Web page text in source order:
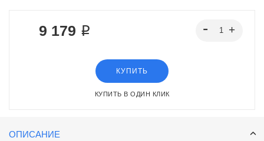
9 179 ₽
КУПИТЬ
КУПИТЬ В ОДИН КЛИК
ОПИСАНИЕ